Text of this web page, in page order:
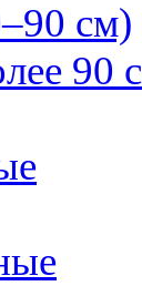
см)
90